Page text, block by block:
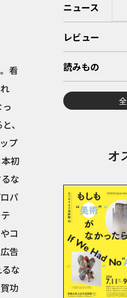
看
、
プ
初
な
パ
コ
告
な
功
ニュース
レビュー
読みもの
オ